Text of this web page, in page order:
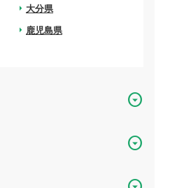
大分県
arrow_right
鹿児島県
arrow_right
arrow_drop_down_circle
arrow_drop_down_circle